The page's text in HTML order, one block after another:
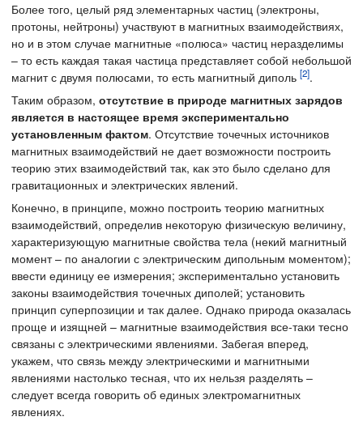
Более того, целый ряд элементарных частиц (электроны,
протоны, нейтроны) участвуют в магнитных взаимодействиях,
но и в этом случае магнитные «полюса» частиц неразделимы
– то есть каждая такая частица представляет собой небольшой
магнит с двумя полюсами, то есть магнитный диполь [2].
Таким образом, отсутствие в природе магнитных зарядов
является в настоящее время экспериментально
установленным фактом. Отсутствие точечных источников
магнитных взаимодействий не дает возможности построить
теорию этих взаимодействий так, как это было сделано для
гравитационных и электрических явлений.
Конечно, в принципе, можно построить теорию магнитных
взаимодействий, определив некоторую физическую величину,
характеризующую магнитные свойства тела (некий магнитный
момент – по аналогии с электрическим дипольным моментом);
ввести единицу ее измерения; экспериментально установить
законы взаимодействия точечных диполей; установить
принцип суперпозиции и так далее. Однако природа оказалась
проще и изящней – магнитные взаимодействия все-таки тесно
связаны с электрическими явлениями. Забегая вперед,
укажем, что связь между электрическими и магнитными
явлениями настолько тесная, что их нельзя разделять –
следует всегда говорить об единых электромагнитных
явлениях.